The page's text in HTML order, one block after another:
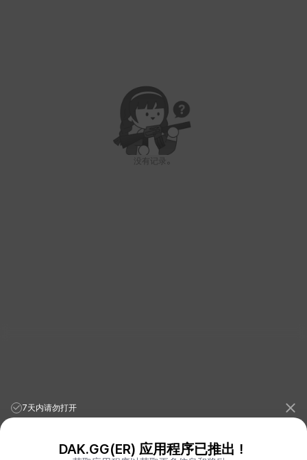
没有记录。
7天内请勿打开
DAK.GG(ER) 应用程序已推出！